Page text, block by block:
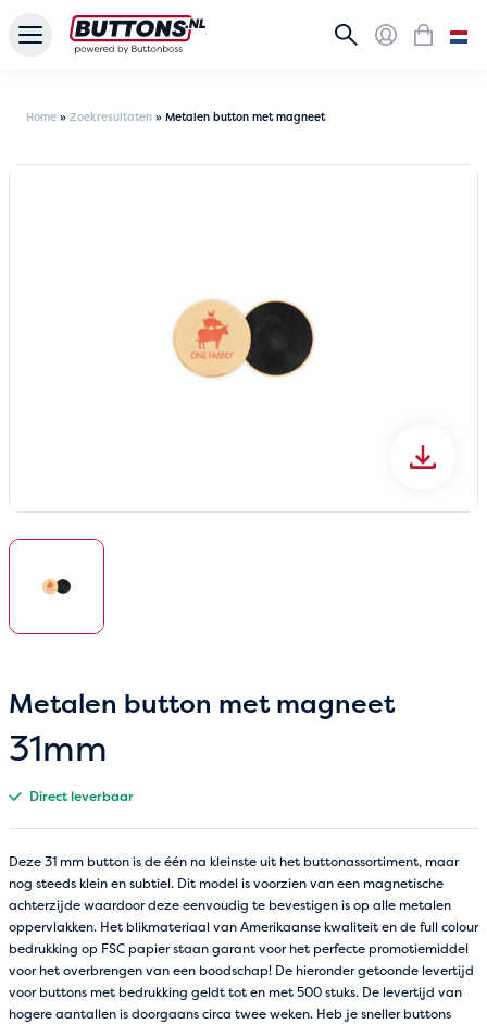
Home » Zoekresultaten » Metalen button met magneet
Metalen button met magneet
31mm
Direct leverbaar
Deze 31 mm button is de één na kleinste uit het buttonassortiment, maar
nog steeds klein en subtiel. Dit model is voorzien van een magnetische
achterzijde waardoor deze eenvoudig te bevestigen is op alle metalen
oppervlakken. Het blikmateriaal van Amerikaanse kwaliteit en de full colour
bedrukking op FSC papier staan garant voor het perfecte promotiemiddel
voor het overbrengen van een boodschap! De hieronder getoonde levertijd
voor buttons met bedrukking geldt tot en met 500 stuks. De levertijd van
hogere aantallen is doorgaans circa twee weken. Heb je sneller buttons